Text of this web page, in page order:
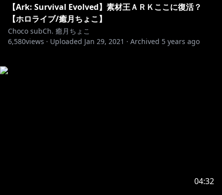
【Ark: Survival Evolved】素材王ＡＲＫここに復活？
【ホロライブ/癒月ちょこ】
Choco subCh. 癒月ちょこ
6,580views · Uploaded Jan 29, 2021 · Archived 5 years ago
04:32